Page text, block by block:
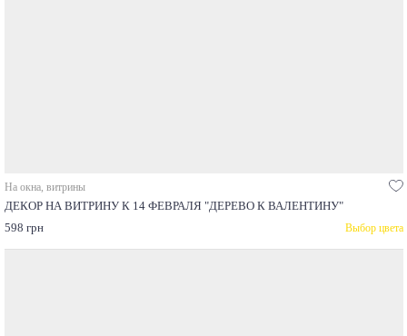
На окна, витрины
ДЕКОР НА ВИТРИНУ К 14 ФЕВРАЛЯ "ДЕРЕВО К ВАЛЕНТИНУ"
598 грн
Выбор цвета